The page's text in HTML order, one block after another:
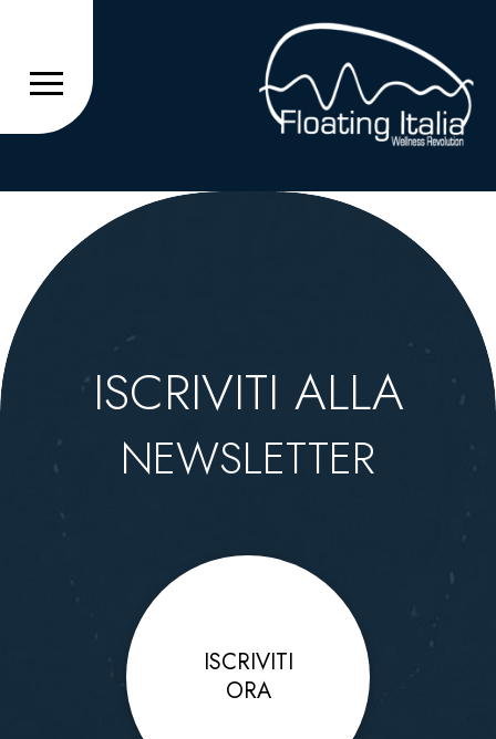
ISCRIVITI ALLA
NEWSLETTER
ISCRIVITI
ORA